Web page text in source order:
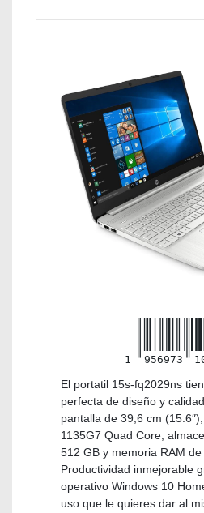
1 956973
El portatil 15s-fq2029ns
perfecta de diseño y
pantalla de 39,6 cm
1135G7 Quad Core,
512 GB y memoria RAM de
Productividad inmejorable
operativo Windows 10
uso que le quieres dar al